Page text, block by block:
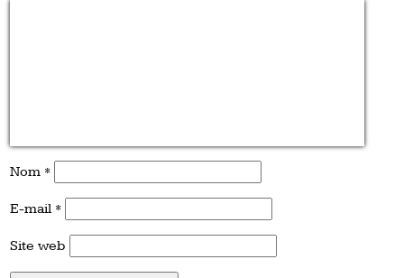
Nom *
E-mail *
Site web